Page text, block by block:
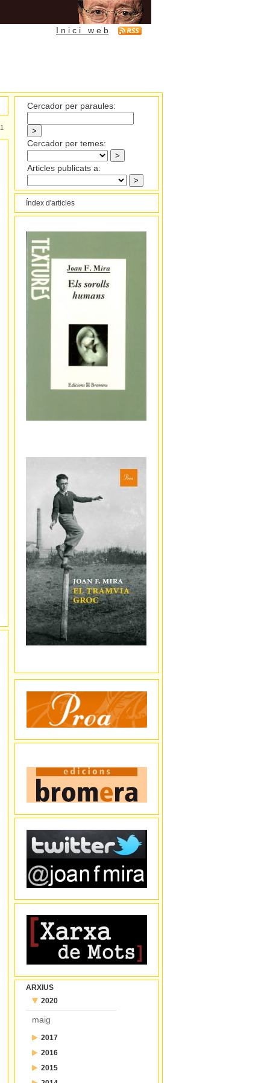
I n i c i w e b
1
Cercador per paraules:
Cercador per temes:
Articles publicats a:
Índex d'articles
ARXIUS
2020
maig
2017
juliol2016
desembre
2015